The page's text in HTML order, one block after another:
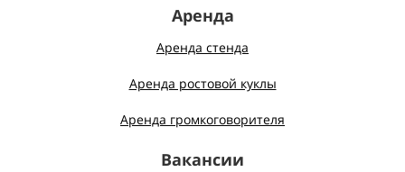
Аренда
Аренда стенда
Аренда ростовой куклы
Аренда громкоговорителя
Вакансии